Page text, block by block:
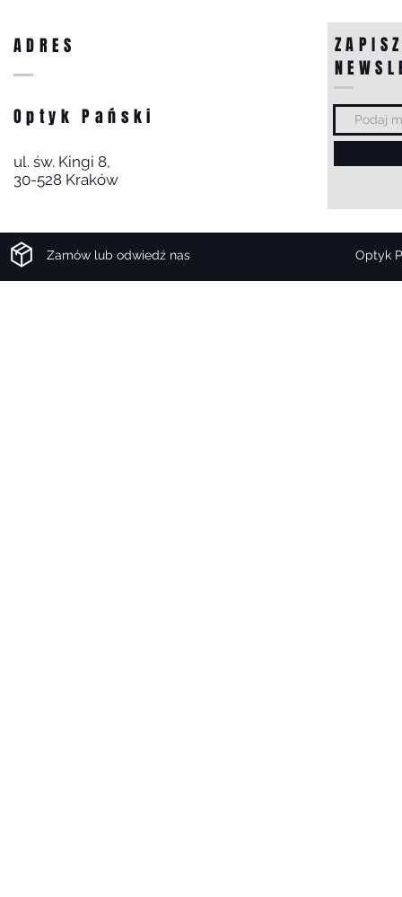
ADRES
Optyk Pański
ul. św. Kingi 8,
30-528 Kraków
Zamów lub odwiedź nas Optyk